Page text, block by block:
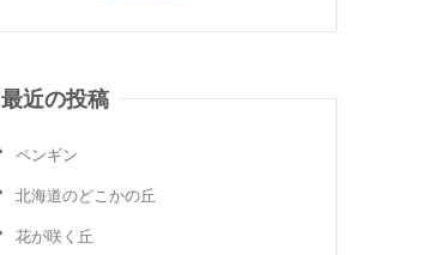
最近の投稿
ペンギン
北海道のどこかの丘
花が咲く丘